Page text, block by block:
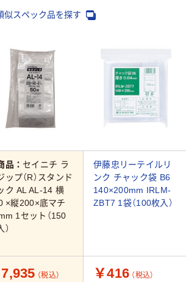
似スペック品を探す
品： セイニチ ラ
ップ（R）スタンド
ク AL AL-14 横
×縦200×底マチ
1セット（150
伊藤忠リーテイルリ
ンク チャック袋 B6
140×200mm IRLM-
ZBT7 1袋（100枚入）
（税込） ￥416 （税込）